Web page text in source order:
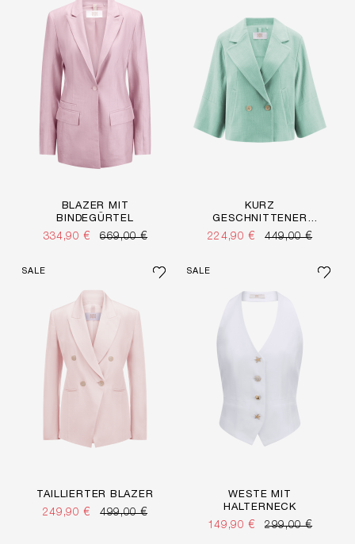
BLAZER MIT
BINDEGÜRTEL
334,90 € 669,00 €
KURZ
GESCHNITTENER
BLAZER
224,90 € 449,00 €
SALE
TAILLIERTER BLAZER
249,90 € 499,00 €
SALE
WESTE MIT
HALTERNECK
149,90 € 299,00 €